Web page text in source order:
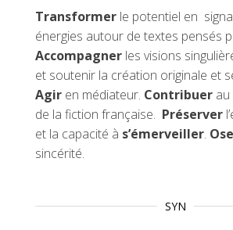
Transformer le potentiel en
énergies autour de textes pensés
Accompagner les visions
et soutenir la création originale et
Agir en médiateur. Contribuer
de la fiction française. Préserver
et la capacité à s’émerveiller.
sincérité.
SYN